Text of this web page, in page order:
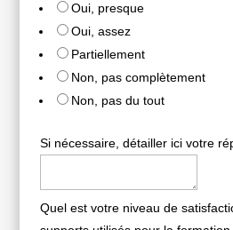
Oui, presque
Oui, assez
Partiellement
Non, pas complètement
Non, pas du tout
Si nécessaire, détailler ici votre
Quel est votre niveau de